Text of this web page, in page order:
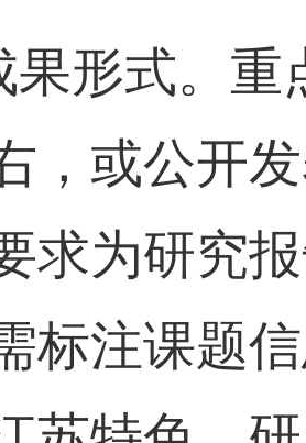
果形式。重
，或公开
求为研究
标注课题